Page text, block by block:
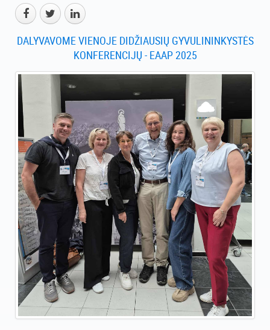
DALYVAVOME VIENOJE DIDŽIAUSIŲ GYVULININKYSTĖS
KONFERENCIJŲ - EAAP 2025